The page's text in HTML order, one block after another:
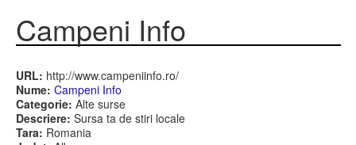
Campeni Info
URL: http://www.campeniinfo.ro/
Nume: Campeni Info
Categorie: Alte surse
Descriere: Sursa ta de stiri locale
Tara: Romania